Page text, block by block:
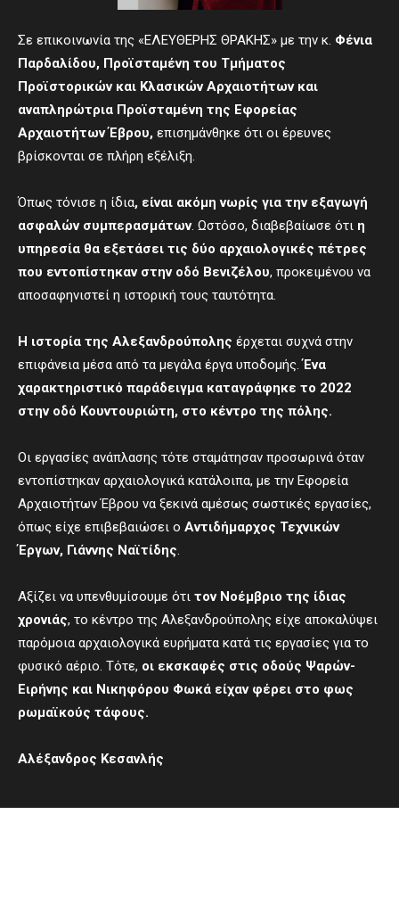
Σε επικοινωνία της «ΕΛΕΥΘΕΡΗΣ ΘΡΑΚΗΣ» με την κ. Φένια
Παρδαλίδου, Προϊσταμένη του Τμήματος
Προϊστορικών και Κλασικών Αρχαιοτήτων και
αναπληρώτρια Προϊσταμένη της Εφορείας
Αρχαιοτήτων Έβρου, επισημάνθηκε ότι οι έρευνες
βρίσκονται σε πλήρη εξέλιξη.
Όπως τόνισε η ίδια, είναι ακόμη νωρίς για την εξαγωγή
ασφαλών συμπερασμάτων. Ωστόσο, διαβεβαίωσε ότι η
υπηρεσία θα εξετάσει τις δύο αρχαιολογικές πέτρες
που εντοπίστηκαν στην οδό Βενιζέλου, προκειμένου να
αποσαφηνιστεί η ιστορική τους ταυτότητα.
Η ιστορία της Αλεξανδρούπολης έρχεται συχνά στην
επιφάνεια μέσα από τα μεγάλα έργα υποδομής.Ένα
χαρακτηριστικό παράδειγμα καταγράφηκε το 2022
στην οδό Κουντουριώτη, στο κέντρο της πόλης.
Οι εργασίες ανάπλασης τότε σταμάτησαν προσωρινά όταν
εντοπίστηκαν αρχαιολογικά κατάλοιπα, με την Εφορεία
Αρχαιοτήτων Έβρου να ξεκινά αμέσως σωστικές εργασίες,
όπως είχε επιβεβαιώσει ο Αντιδήμαρχος Τεχνικών
Έργων, Γιάννης Ναϊτίδης.
Αξίζει να υπενθυμίσουμε ότι τον Νοέμβριο της ίδιας
χρονιάς, το κέντρο της Αλεξανδρούπολης είχε αποκαλύψει
παρόμοια αρχαιολογικά ευρήματα κατά τις εργασίες για το
φυσικό αέριο. Τότε, οι εκσκαφές στις οδούς Ψαρών-
Ειρήνης και Νικηφόρου Φωκά είχαν φέρει στο φως
ρωμαϊκούς τάφους.
Αλέξανδρος Κεσανλής